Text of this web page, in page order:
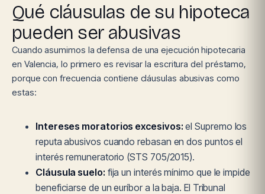
Qué cláusulas de su hipoteca
pueden ser abusivas
Cuando asumimos la defensa de una ejecución hipotecaria
en Valencia, lo primero es revisar la escritura del préstamo,
porque con frecuencia contiene cláusulas abusivas como
estas:
Intereses moratorios excesivos: el Supremo los
reputa abusivos cuando rebasan en dos puntos el
interés remuneratorio (STS 705/2015).
Cláusula suelo: fija un interés mínimo que le impide
beneficiarse de un euríbor a la baja. El Tribunal